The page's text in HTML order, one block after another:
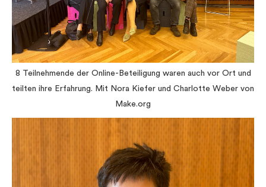
8 Teilnehmende der Online-Beteiligung waren auch vor Ort und
teilten ihre Erfahrung. Mit Nora Kiefer und Charlotte Weber von
Make.org